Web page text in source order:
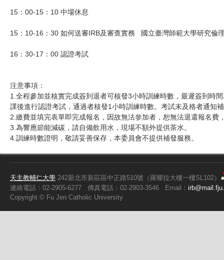
15：00-15：10 中場休息
15：10-16：30 如何送審IRB及審查實務 國立臺灣師範大學研究倫
16：30-17：00 認證考試
注意事項：
1.全程參加並核實完成簽到退者可核發3小時訓練時數，最遲簽到時
課後進行認證考試，通過者核發1小時訓練時數。考試未及格者通知
2.繳費並填完表單即完成報名，因故無法參加者，恕無法退還報名
3.為響應節能減碳，請自備飲用水，現場不額外提供茶水。
4.訓練時數證明，敬請妥善保存，本委員會不提供補發服務。
天主教輔仁大學 242新北市新莊區中正路510號（羅耀拉大樓一樓SL102）
連絡電話：02-2905-6277
傳真電話：02-2903-3546 Email：
Copyright © Fu Jen Catholic University